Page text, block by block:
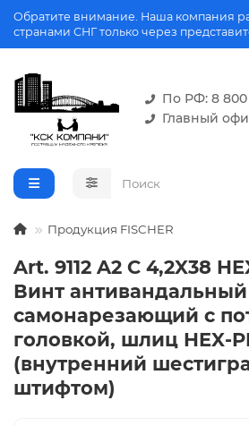
Обратите внимание. Наша компания
странами СНГ только через
По РФ: 8 800
Главный
Продукция FISCHER
Art. 9112 A2 C 4,2X38
Винт антивандальный
самонарезающий с
головкой, шлиц HEX-
(внутренний
штифтом)